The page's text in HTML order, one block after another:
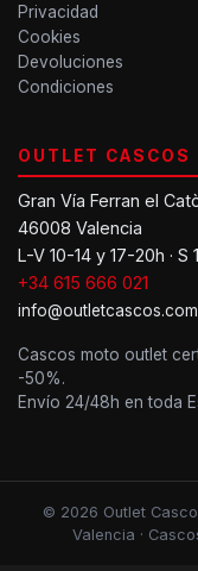
Privacidad
Cookies
Devoluciones
Condiciones
OUTLET CASCOS
Gran Vía Ferran el
46008 Valencia
L-V 10-14 y 17-20h · S
+34 615 666 021
info@outletcascos.com
Cascos moto outlet
-50%.
Envío 24/48h en toda
© 2026 Outlet
Valencia ·